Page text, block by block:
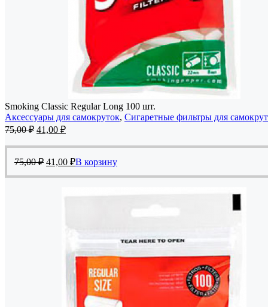
Smoking Classic Regular Long 100 шт.
Аксессуары для самокруток, Сигаретные фильтры для
75,00₽ Первоначальная
составляла
75,00 ₽.
41,00 ₽Текущая
41,00 ₽.
75,00₽ Первоначальная
составляла
41,00 ₽Текущая
цена:
В корзину